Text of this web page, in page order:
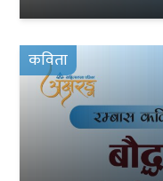
कविता